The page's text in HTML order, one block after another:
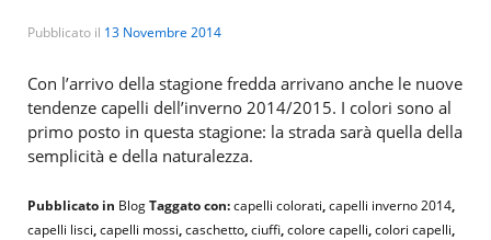
Pubblicato il 13 Novembre 2014
Con l’arrivo della stagione fredda arrivano anche le nuove
tendenze capelli dell’inverno 2014/2015. I colori sono al
primo posto in questa stagione: la strada sarà quella della
semplicità e della naturalezza.
Pubblicato in BlogTaggato con:capelli colorati,capelli inverno 2014,
capelli lisci,capelli mossi,caschetto,ciuffi,colore capelli,colori capelli,